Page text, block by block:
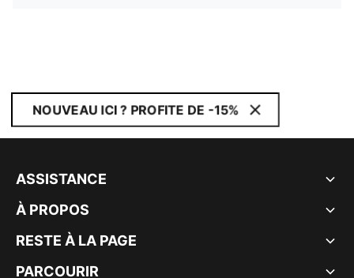
NOUVEAU ICI ? PROFITE DE -15%
ASSISTANCE
À PROPOS
RESTE À LA PAGE
PARCOURIR